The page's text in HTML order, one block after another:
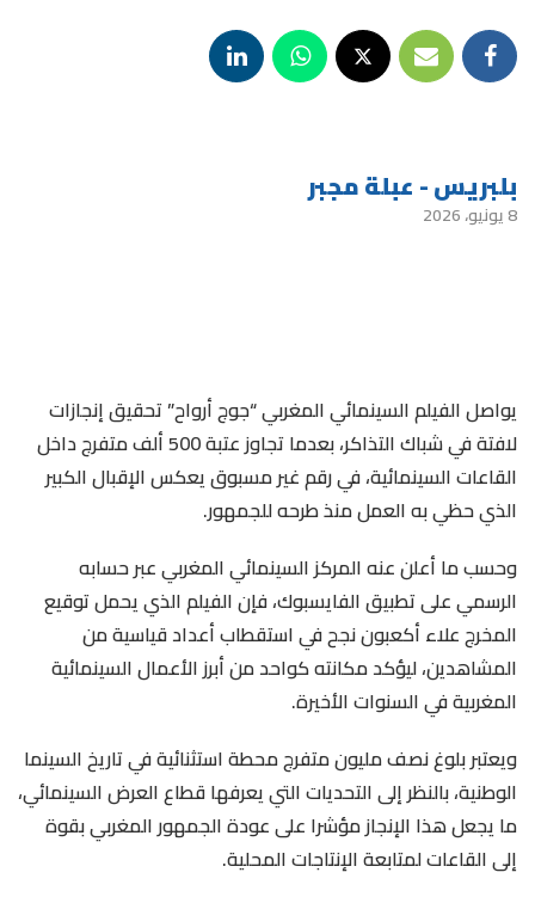
بلبريس - عبلة مجبر
8 يونيو، 2026
يواصل الفيلم السينمائي المغربي “جوج أرواح” تحقيق إنجازات
لافتة في شباك التذاكر، بعدما تجاوز عتبة 500 ألف متفرج داخل
القاعات السينمائية، في رقم غير مسبوق يعكس الإقبال الكبير
الذي حظي به العمل منذ طرحه للجمهور.
وحسب ما أعلن عنه المركز السينمائي المغربي عبر حسابه
الرسمي على تطبيق الفايسبوك، فإن الفيلم الذي يحمل توقيع
المخرج علاء أكعبون نجح في استقطاب أعداد قياسية من
المشاهدين، ليؤكد مكانته كواحد من أبرز الأعمال السينمائية
المغربية في السنوات الأخيرة.
ويعتبر بلوغ نصف مليون متفرج محطة استثنائية في تاريخ السينما
الوطنية، بالنظر إلى التحديات التي يعرفها قطاع العرض السينمائي،
ما يجعل هذا الإنجاز مؤشرا على عودة الجمهور المغربي بقوة
إلى القاعات لمتابعة الإنتاجات المحلية.